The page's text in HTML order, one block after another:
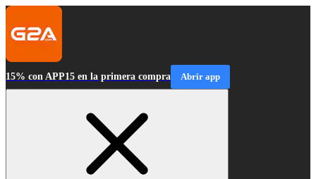
15% con APP15 en la primera compra Abrir app